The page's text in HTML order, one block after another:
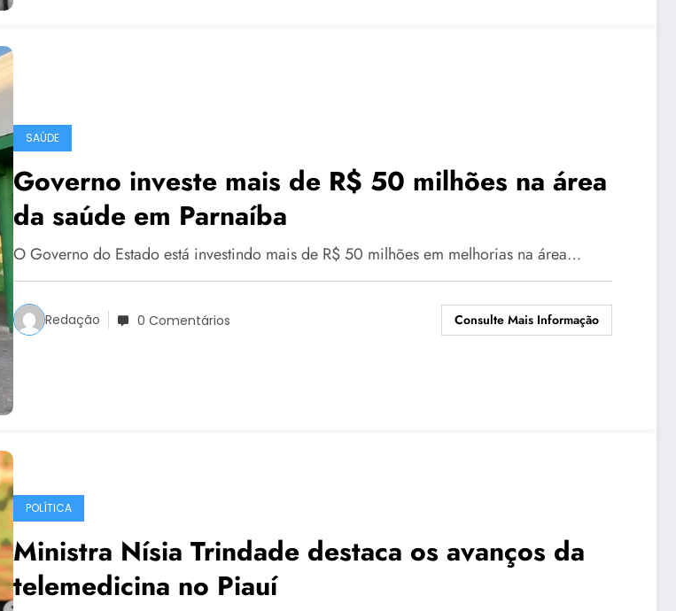
SAÚDE
Governo investe mais de R$ 50 milhões na área
da saúde em Parnaíba
O Governo do Estado está investindo mais de R$ 50 milhões em melhorias na área…
Redação 0 Comentários Consulte Mais Informação
POLÍTICA
Ministra Nísia Trindade destaca os avanços da
telemedicina no Piauí